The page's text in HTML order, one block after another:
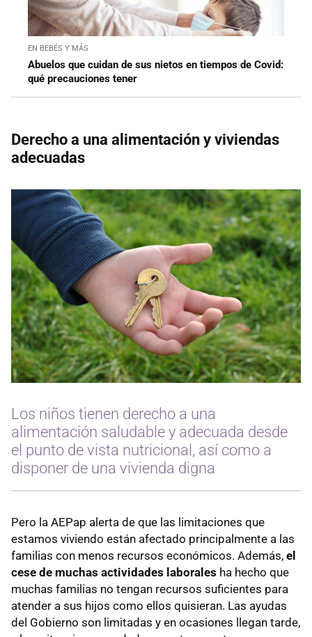
EN BEBÉS Y MÁS
Abuelos que cuidan de sus nietos en tiempos de Covid:
qué precauciones tener
Derecho a una alimentación y viviendas
adecuadas
Los niños tienen derecho a una
alimentación saludable y adecuada desde
el punto de vista nutricional, así como a
disponer de una vivienda digna
Pero la AEPap alerta de que las limitaciones que
estamos viviendo están afectado principalmente a las
familias con menos recursos económicos. Además, el
cese de muchas actividades laborales ha hecho que
muchas familias no tengan recursos suficientes para
atender a sus hijos como ellos quisieran. Las ayudas
del Gobierno son limitadas y en ocasiones llegan tarde,